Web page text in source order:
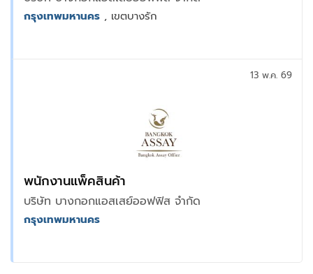
กรุงเทพมหานคร , เขตบางรัก
พนักงานแพ็คสินค้า
บริษัท บางกอกแอสเสย์ออฟฟิส จำกัด
13 พ.ค. 69
กรุงเทพมหานคร